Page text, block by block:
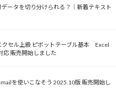
データを切り分けられる？｜新着テキスト
クセル上級 ピボットテーブル基本 Excel
販売開始しました
を使いこなそう 2025.10版 販売開始し